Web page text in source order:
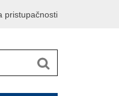
pristupačnosti